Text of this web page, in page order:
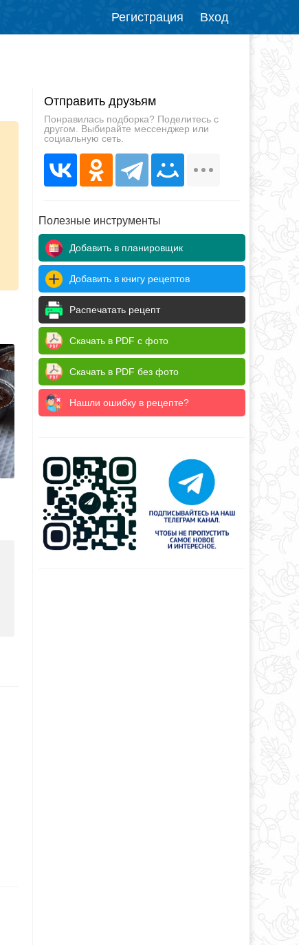
Регистрация Вход
Отправить друзьям
Понравилась подборка? Поделитесь с
другом. Выбирайте мессенджер или
социальную сеть.
Полезные инструменты
Добавить в планировщик
Добавить в книгу рецептов
Распечатать рецепт
Скачать в PDF с фото
Скачать в PDF без фото
Нашли ошибку в рецепте?